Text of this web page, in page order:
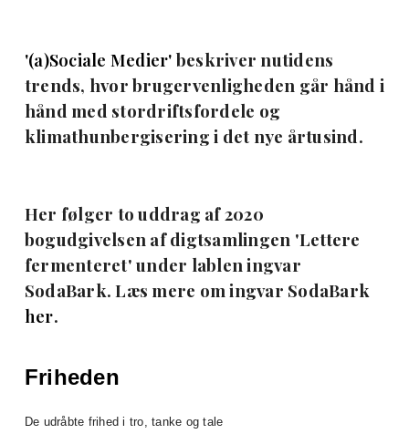
'(a)Sociale Medier' beskriver nutidens
trends, hvor brugervenligheden går hånd i
hånd med stordriftsfordele og
klimathunbergisering i det nye årtusind.
Her følger to uddrag af 2020
bogudgivelsen af digtsamlingen 'Lettere
fermenteret' under lablen ingvar
SodaBark. Læs mere om ingvar SodaBark
her.
Friheden
De udråbte frihed i tro, tanke og tale